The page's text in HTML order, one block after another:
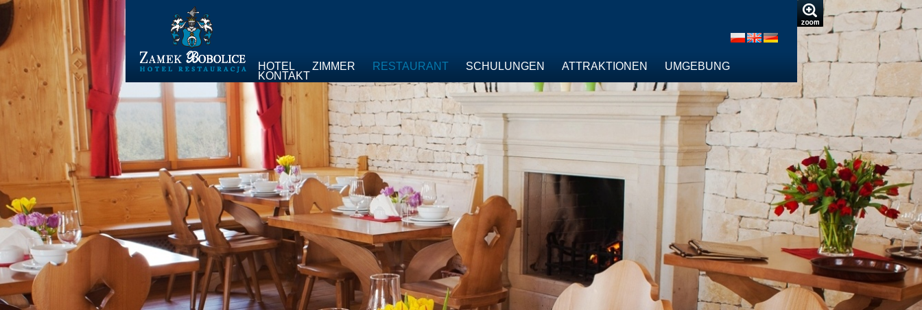
HOTEL ZIMMER RESTAURANT SCHULUNGEN ATTRAKTIONEN
UMGEBUNG
KONTAKT